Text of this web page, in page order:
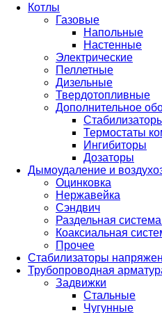
Котлы
Газовые
Напольные
Настенные
Электрические
Пеллетные
Дизельные
Твердотопливные
Дополнительное
Термостаты
Ингибиторы
Дозаторы
Дымоудаление и
Оцинковка
Нержавейка
Сэндвич
Раздельная
Коаксиальная
Прочее
Стабилизаторы
Трубопроводная
Задвижки
Стальные
Чугунные